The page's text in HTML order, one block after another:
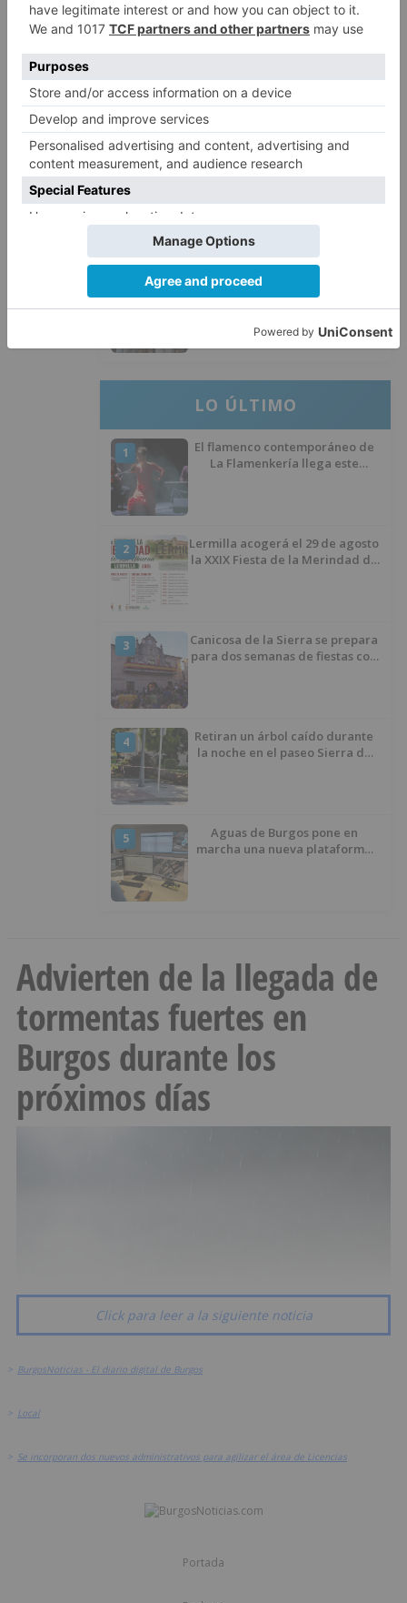
calcina el tobogán del parque
infantil del Barrio del Pilar de
3
Seis proyectos de Burgos
recibirán 7,5 millones de euros
para impulsar plantas solares
4
que iba en silla de ruedas tras
El PSOE advierte de que el
Ayuntamiento de Burgos ha
del Ministerio para sostener las
inversiones
LO ÚLTIMO
1
El flamenco contemporáneo de
La Flamenkería llega este
2
Lermilla acogerá el 29 de agosto
la XXIX Fiesta de la Merindad de
3
Canicosa de la Sierra se prepara
para dos semanas de fiestas con
4
Retiran un árbol caído durante
la noche en el paseo Sierra de
5
Aguas de Burgos pone en
marcha una nueva plataforma
Advierten de la llegada de
tormentas fuertes en
Burgos durante los
próximos días
Click para leer a la siguiente noticia
> BurgosNoticias - El diario digital de Burgos
> Local
> Se incorporan dos nuevos administrativos para agilizar el área de Licencias
Portada